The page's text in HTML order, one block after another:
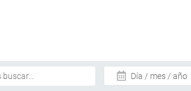
Día / mes / año